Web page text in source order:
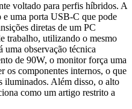
voltado para perfis híbridos. A
uma porta USB-C que pode
diretas de um PC
trabalho, utilizando o mesmo
uma observação técnica
de 90W, o monitor força uma
os componentes internos, o que
iluminados. Além disso, o alto
como um artigo restrito a